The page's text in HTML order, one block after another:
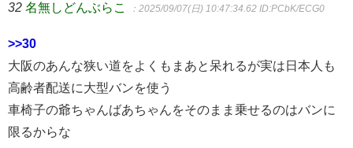
32 名無しどんぶらこ ：2025/09/07(日) 10:47:34.62 ID:PCbK/ECG0
>>30
大阪のあんな狭い道をよくもまあと呆れるが実は日本人も
高齢者配送に大型バンを使う
車椅子の爺ちゃんばあちゃんをそのまま乗せるのはバンに
限るからな